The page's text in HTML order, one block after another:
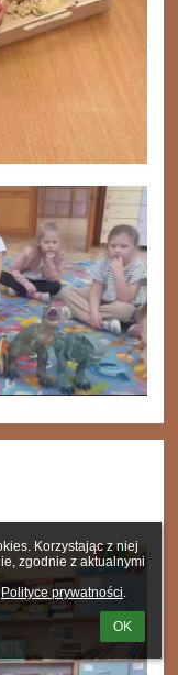
Korzystając z niej
zgodnie z aktualnymi
Polityce prywatności.
OK